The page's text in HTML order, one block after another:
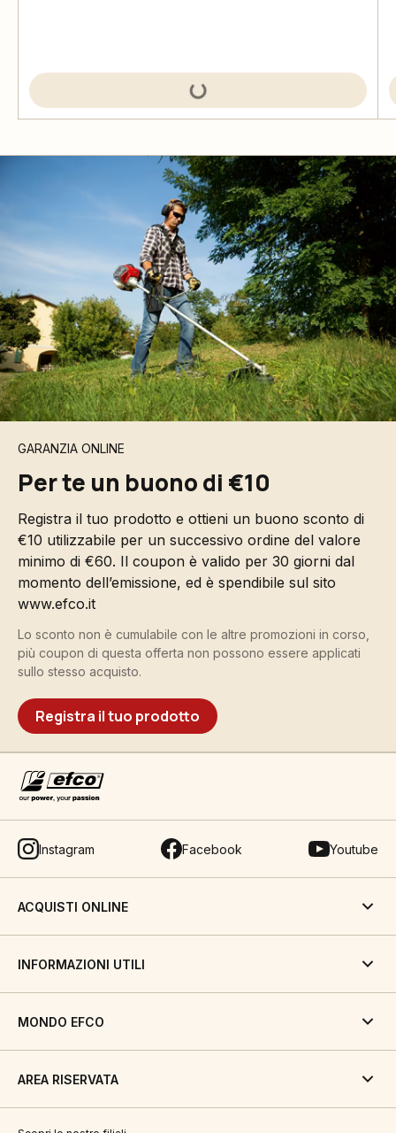
GARANZIA ONLINE
Per te un buono di €10
Registra il tuo prodotto e ottieni un buono sconto di
€10 utilizzabile per un successivo ordine del valore
minimo di €60. Il coupon è valido per 30 giorni dal
momento dell’emissione, ed è spendibile sul sito
www.efco.it
Lo sconto non è cumulabile con le altre promozioni in corso,
più coupon di questa offerta non possono essere applicati
sullo stesso acquisto.
Registra il tuo prodotto
Instagram Facebook Youtube
ACQUISTI ONLINE
INFORMAZIONI UTILI
MONDO EFCO
AREA RISERVATA